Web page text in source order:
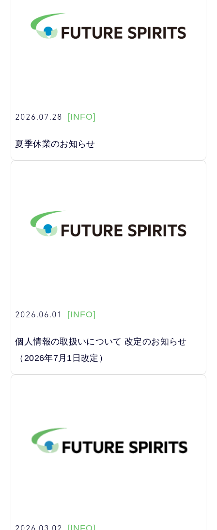
2026.07.28 [INFO]
夏季休業のお知らせ
2026.06.01 [INFO]
個人情報の取扱いについて 改定のお知らせ
（2026年7月1日改定）